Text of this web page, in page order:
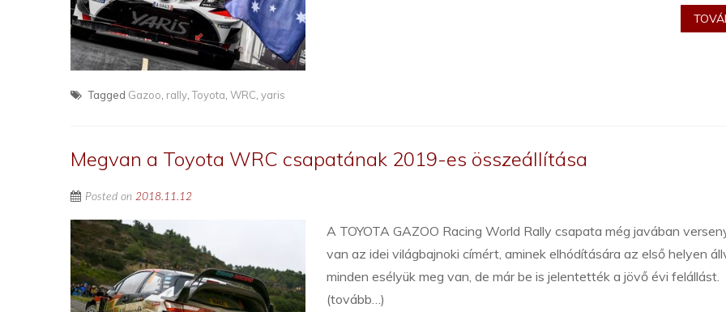
Tagged Gazoo, rally,Toyota, WRC, yaris
Megvan a Toyota WRC csapatának 2019-es összeállítása
Posted on 2018.11.12
A TOYOTA GAZOO Racing World Rally csapata még javában
van az idei világbajnoki címért, aminek elhódítására az első helyen
minden esélyük meg van, de már be is jelentették a jövő évi felállást.
(tovább…)